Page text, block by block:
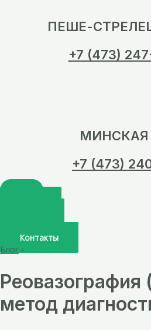
ПЕШЕ-
+7 (473)
МИНСКАЯ
+7 (473)
Контакты
Блог ›
Реовазография
метод